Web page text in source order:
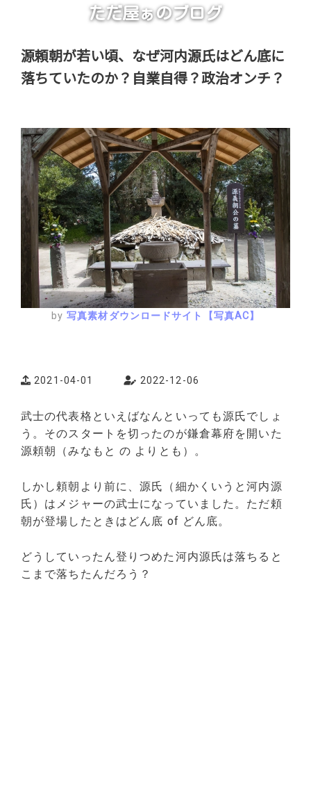
ただ屋ぁのブログ
源頼朝が若い頃、なぜ河内源氏はどん底に
落ちていたのか？自業自得？政治オンチ？
by写真素材ダウンロードサイト【写真AC】
2021-04-01 2022-12-06
武士の代表格といえばなんといっても源氏でしょ
う。そのスタートを切ったのが鎌倉幕府を開いた
源頼朝（みなもと の よりとも）。
しかし頼朝より前に、源氏（細かくいうと河内源
氏）はメジャーの武士になっていました。ただ頼
朝が登場したときはどん底 of どん底。
どうしていったん登りつめた河内源氏は落ちると
こまで落ちたんだろう？